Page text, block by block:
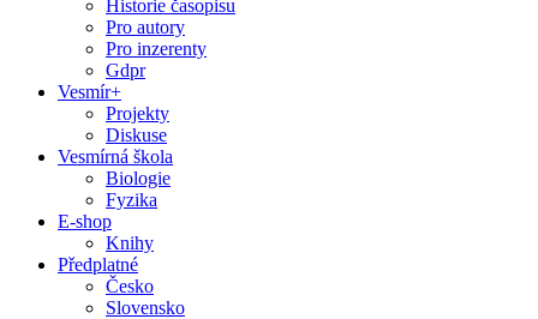
Historie časopisu
Pro autory
Pro inzerenty
Gdpr
Vesmír+
Projekty
Diskuse
Vesmírná škola
Biologie
Fyzika
E-shop
Knihy
Předplatné
Česko
Slovensko